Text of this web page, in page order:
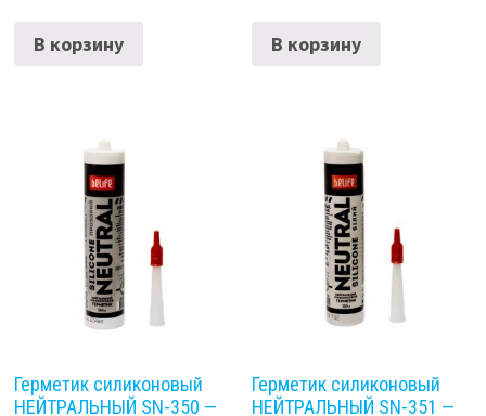
В корзину В корзину
Герметик силиконовый
НЕЙТРАЛЬНЫЙ SN-350 —
Герметик силиконовый
НЕЙТРАЛЬНЫЙ SN-351 —